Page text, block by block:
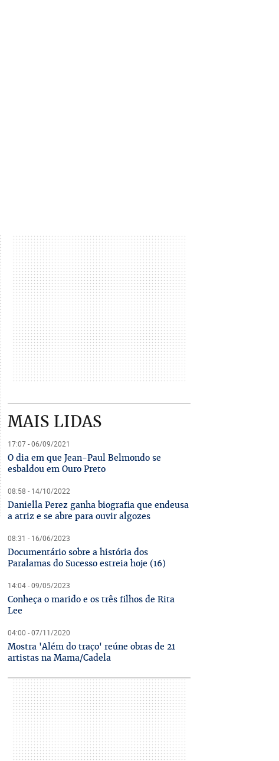
MAIS LIDAS
17:07 - 06/09/2021
O dia em que Jean-Paul Belmondo se
esbaldou em Ouro Preto
08:58 - 14/10/2022
Daniella Perez ganha biografia que endeusa
a atriz e se abre para ouvir algozes
08:31 - 16/06/2023
Documentário sobre a história dos
Paralamas do Sucesso estreia hoje (16)
14:04 - 09/05/2023
Conheça o marido e os três filhos de Rita
Lee
04:00 - 07/11/2020
Mostra 'Além do traço' reúne obras de 21
artistas na Mama/Cadela